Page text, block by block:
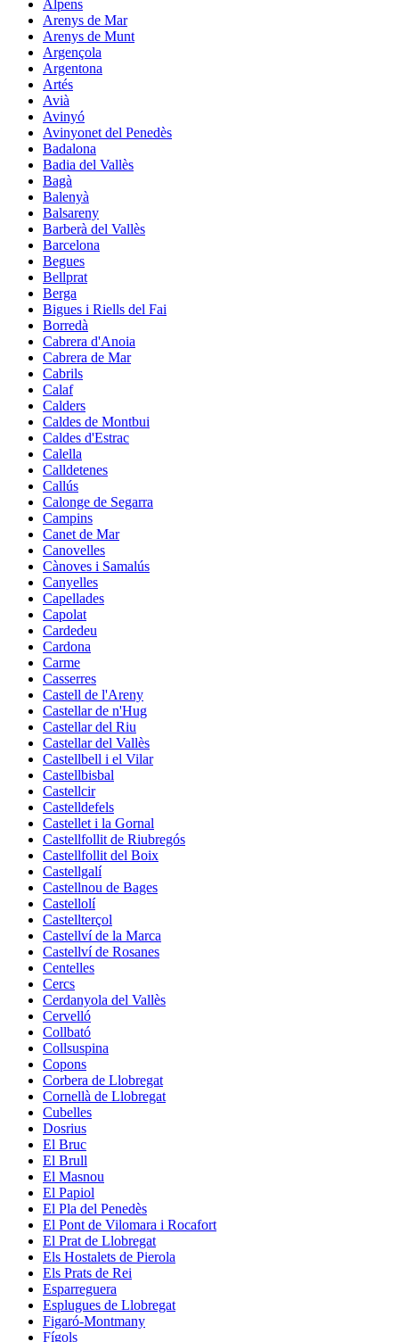
Alpens
Arenys de Mar
Arenys de Munt
Argençola
Argentona
Artés
Avià
Avinyó
Avinyonet del Penedès
Badalona
Badia del Vallès
Bagà
Balenyà
Balsareny
Barberà del Vallès
Barcelona
Begues
Bellprat
Berga
Bigues i Riells del Fai
Borredà
Cabrera d'Anoia
Cabrera de Mar
Cabrils
Calaf
Calders
Caldes de Montbui
Caldes d'Estrac
Calella
Calldetenes
Callús
Calonge de Segarra
Campins
Canet de Mar
Canovelles
Cànoves i Samalús
Canyelles
Capellades
Capolat
Cardedeu
Cardona
Carme
Casserres
Castell de l'Areny
Castellar de n'Hug
Castellar del Riu
Castellar del Vallès
Castellbell i el Vilar
Castellbisbal
Castellcir
Castelldefels
Castellet i la Gornal
Castellfollit de Riubregós
Castellfollit del Boix
Castellgalí
Castellnou de Bages
Castellolí
Castellterçol
Castellví de la Marca
Castellví de Rosanes
Centelles
Cercs
Cerdanyola del Vallès
Cervelló
Collbató
Collsuspina
Copons
Corbera de Llobregat
Cornellà de Llobregat
Cubelles
Dosrius
El Bruc
El Brull
El Masnou
El Papiol
El Pla del Penedès
El Pont de Vilomara i Rocafort
El Prat de Llobregat
Els Hostalets de Pierola
Els Prats de Rei
Esparreguera
Esplugues de Llobregat
Figaró-Montmany
Fígols